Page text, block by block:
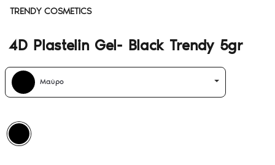
TRENDY COSMETICS
4D Plastelin Gel- Black Trendy 5gr
Μαύρο